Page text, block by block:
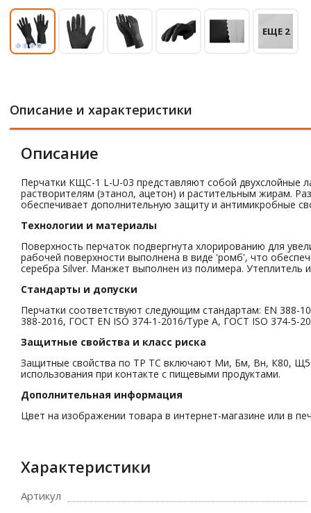
ЕЩЕ 2
Описание и характеристики
Описание
Перчатки КЩС-1 L-U-03 представляют собой двухслойные
растворителям (этанол, ацетон) и растительным жирам.
обеспечивает дополнительную защиту и антимикробные
Технологии и материалы
Поверхность перчаток подвергнута хлорированию для
рабочей поверхности выполнена в виде 'ромб', что
серебра Silver. Манжет выполнен из полимера. Утеплитель
Стандарты и допуски
Перчатки соответствуют следующим стандартам: EN 388-
388-2016, ГОСТ EN ISO 374-1-2016/Type A, ГОСТ ISO 374-5-
Защитные свойства и класс риска
Защитные свойства по ТР ТС включают Ми, Бм, Вн, К80,
использования при контакте с пищевыми продуктами.
Дополнительная информация
Цвет на изображении товара в интернет-магазине или в
Характеристики
Артикул